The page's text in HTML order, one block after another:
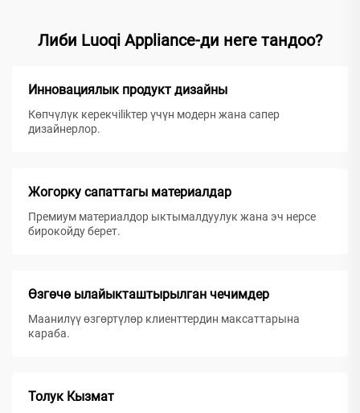
Либи Luoqi Appliance-ди неге тандоо?
Инновациялык продукт дизайны
Көпчүлүк керекчilikтер үчүн модерн жана сапер
дизайнерлор.
Жогорку сапаттагы материалдар
Премиум материалдор ыктымалдуулук жана эч нерсе
бирокойду берет.
Өзгөчө ылайыкташтырылган чечимдер
Маанилүү өзгөртүлөр клиенттердин максаттарына
караба.
Толук Кызмат